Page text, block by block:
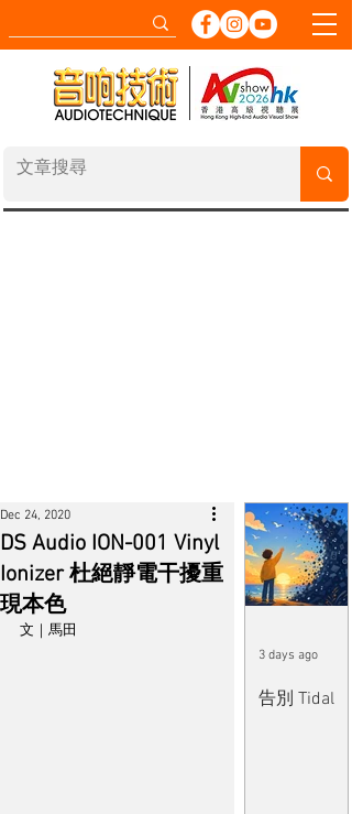
DS Audio ION-001 Vinyl
Ionizer 杜絕靜電干擾重
現本色
Dec 24, 2020
文｜馬田
告別 Tidal
3 days ago